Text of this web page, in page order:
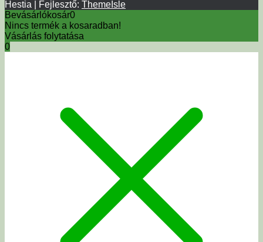
Hestia | Fejlesztő: ThemeIsle
Bevásárlókosár0
Nincs termék a kosaradban!
Vásárlás folytatása
0